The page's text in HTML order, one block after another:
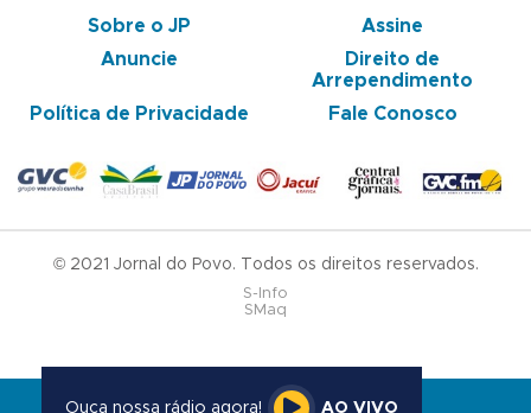
Sobre o JP
Assine
Anuncie
Direito de
Arrependimento
Política de Privacidade
Fale Conosco
© 2021 Jornal do Povo. Todos os direitos reservados.
S-Info
SMaq
Ouça nossa rádio agora! AO VIVO